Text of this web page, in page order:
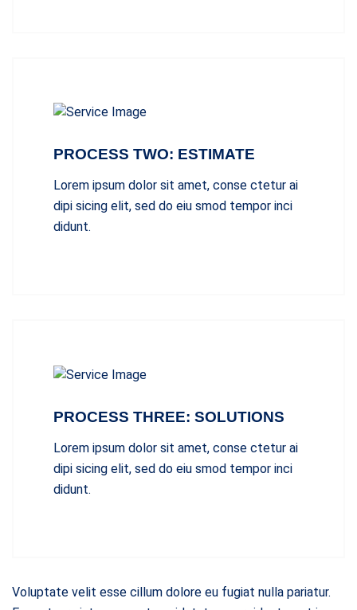
PROCESS TWO: ESTIMATE
Lorem ipsum dolor sit amet, conse ctetur ai
dipi sicing elit, sed do eiu smod tempor inci
didunt.
PROCESS THREE: SOLUTIONS
Lorem ipsum dolor sit amet, conse ctetur ai
dipi sicing elit, sed do eiu smod tempor inci
didunt.
Voluptate velit esse cillum dolore eu fugiat nulla pariatur.